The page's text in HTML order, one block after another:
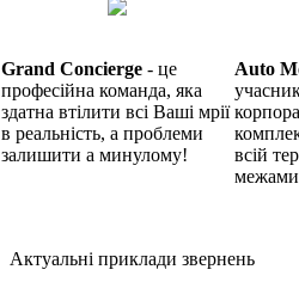
Grand Concierge - це
професійна команда, яка
здатна втілити всі Ваші мрії
в реальність, а проблеми
залишити а минулому!
Auto
всій
Актуальні приклади звернень